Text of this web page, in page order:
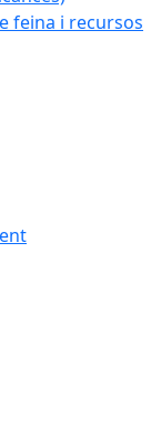
feina i recursos